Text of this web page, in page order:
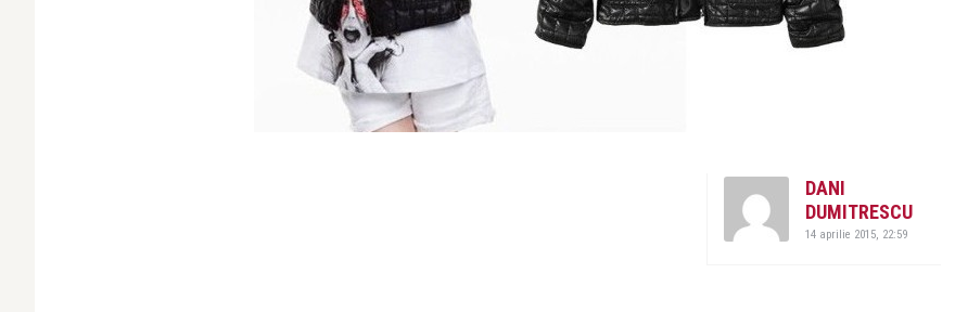
DANI
DUMITRESCU
14 aprilie 2015, 22:59